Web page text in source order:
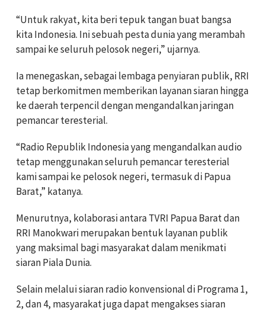
“Untuk rakyat, kita beri tepuk tangan buat bangsa
kita Indonesia. Ini sebuah pesta dunia yang merambah
sampai ke seluruh pelosok negeri,” ujarnya.
Ia menegaskan, sebagai lembaga penyiaran publik, RRI
tetap berkomitmen memberikan layanan siaran hingga
ke daerah terpencil dengan mengandalkan jaringan
pemancar teresterial.
“Radio Republik Indonesia yang mengandalkan audio
tetap menggunakan seluruh pemancar teresterial
kami sampai ke pelosok negeri, termasuk di Papua
Barat,” katanya.
Menurutnya, kolaborasi antara TVRI Papua Barat dan
RRI Manokwari merupakan bentuk layanan publik
yang maksimal bagi masyarakat dalam menikmati
siaran Piala Dunia.
Selain melalui siaran radio konvensional di Programa 1,
2, dan 4, masyarakat juga dapat mengakses siaran